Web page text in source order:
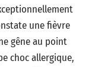
une fièvre
gêne au point
choc allergique,